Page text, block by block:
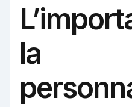
la